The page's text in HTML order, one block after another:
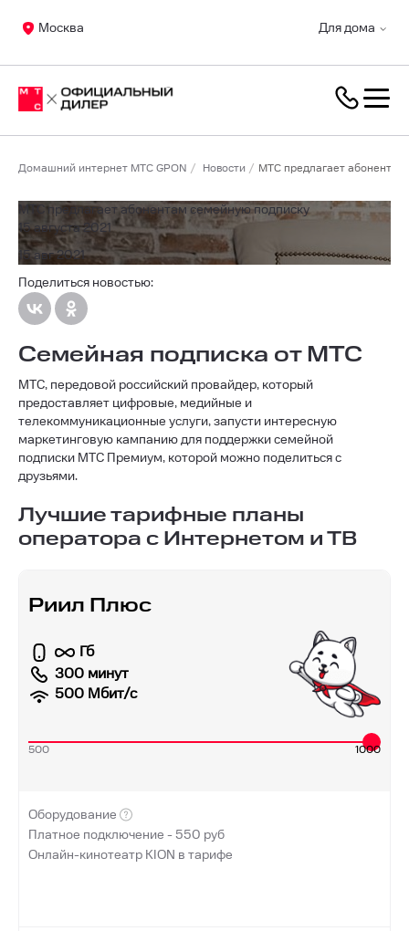
Для дома
Москва
Домашний интернет МТС GPON Новости МТС предлагает
МТС предлагает абонентам семейную подписку
15 августа 2021
15 авг 2021
Поделиться новостью:
Семейная подписка от МТС
МТС, передовой российский провайдер, который
предоставляет цифровые, медийные и
телекоммуникационные услуги, запусти интересную
маркетинговую кампанию для поддержки семейной
подписки МТС Премиум, которой можно поделиться с
друзьями.
Лучшие тарифные планы
оператора с Интернетом и ТВ
Риил Плюс
Гб
300 минут
500 Мбит/с
500 1000
Оборудование
Платное подключение -550 руб
Онлайн-кинотеатр KION в тарифе